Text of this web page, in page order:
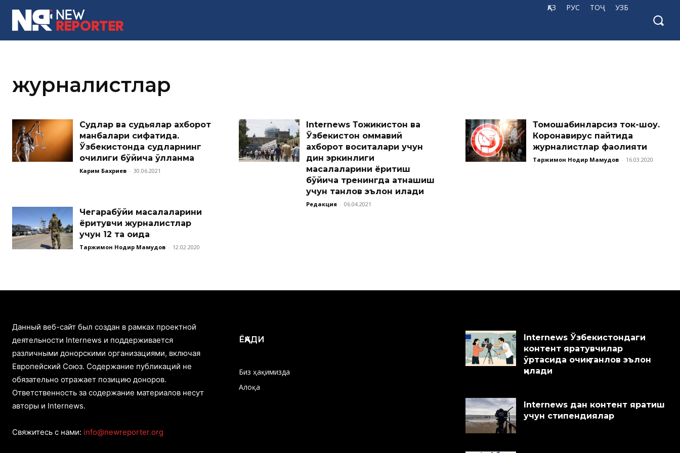
ҚАЗ РУС ТОҶ УЗБ
журналистлар
Судлар ва судьялар ахборот
манбалари сифатида.
Ўзбекистонда судларнинг
очиқлиги бўйича қўлланма
Карим Бахриев - 30.06.2021
Internews Тожикистон ва
Ўзбекистон оммaвий
aхборот воситaлaри учун
дин эркинлиги
мaсaлaлaрини ёритиш
бўйичa тренингдa қaтнaшиш
учун тaнлов эълон қилaди
Редакция - 06.04.2021
Томошабинларсиз ток-шоу.
Коронавирус пайтида
журналистлар фаолияти
Таржимон Нодир Маҳмудов - 16.03.2020
Чегарабўйи масалаларини
ёритувчи журналистлар
учун 12 та қоида
Таржимон Нодир Маҳмудов - 12.02.2020
Данный веб-сайт был создан в рамках проектной
деятельности Internews и поддерживается
различными донорскими организациями, включая
Европейский Союз. Содержание публикаций не
обязательно отражает позицию доноров.
Ответственность за содержание материалов несут
авторы и Internews.
Свяжитесь с нами: info@newreporter.org
ЁҚАДИ
Биз ҳақимизда
Алоқа
Internews Ўзбекистондаги
контент яратувчилар
ўртасида очиқ танлов эълон
қилади
Internews дан контент яратиш
учун стипендиялар